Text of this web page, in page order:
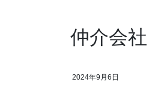
仲介会社
2024年9月6日